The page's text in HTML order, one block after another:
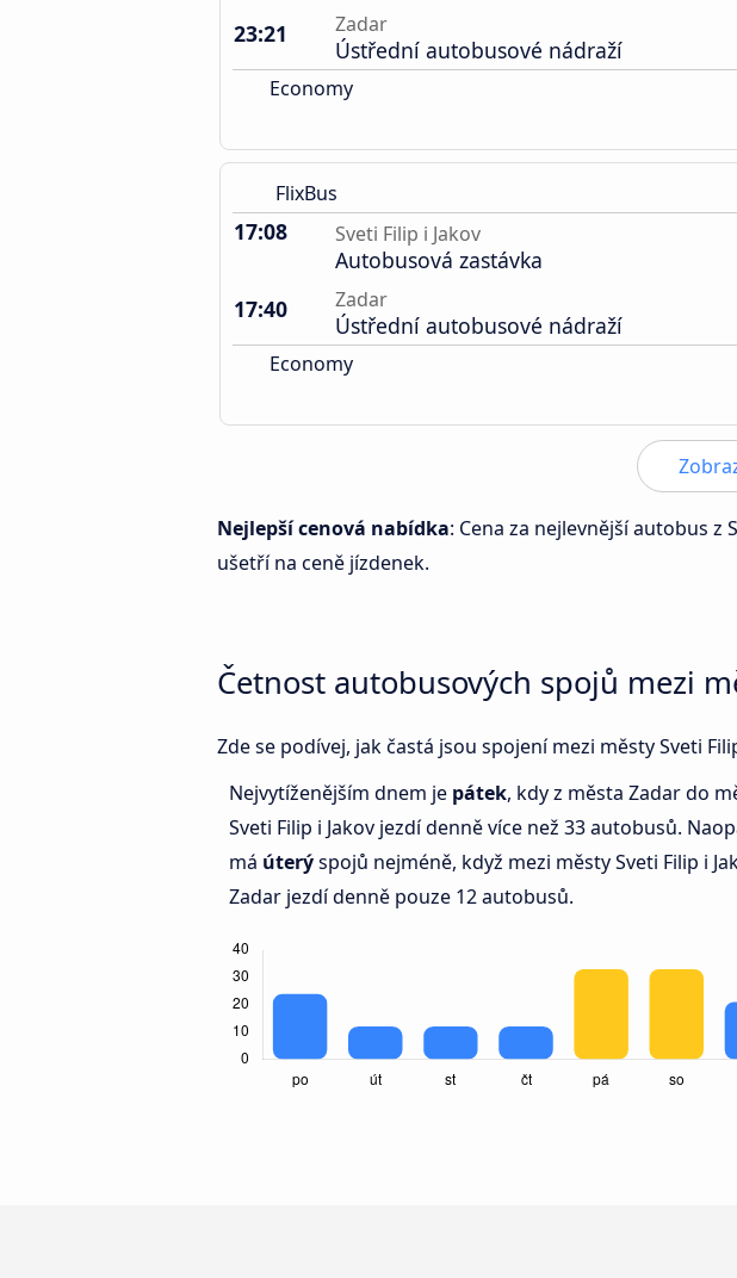
23:21
Zadar
Ústřední autobusové nádraží
Economy
FlixBus
17:08 Sveti Filip i Jakov
Autobusová zastávka
17:40
Zadar
Ústřední autobusové nádraží
Economy
Nejlepší cenová nabídka: Cena za nejlevnější autobus z
ušetří na ceně jízdenek.
Četnost autobusových spojů mezi
Zde se podívej, jak častá jsou spojení mezi městy Sveti
Nejvytíženějším dnem je pátek, kdy z města Zadar do
Sveti Filip i Jakov jezdí denně více než 33 autobusů.
má úterýspojů nejméně, když mezi městy Sveti Filip i
Zadar jezdí denně pouze 12 autobusů.